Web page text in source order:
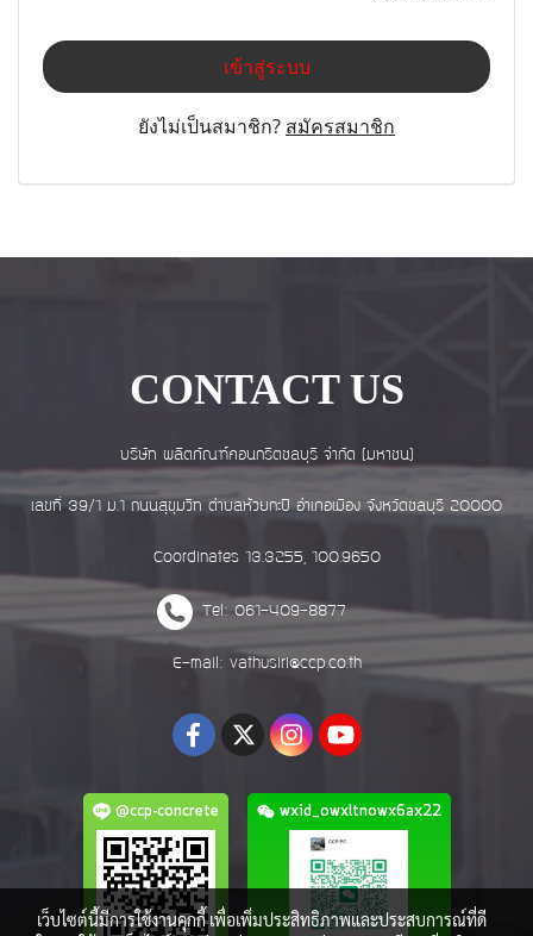
เข้าสู่ระบบ
ยังไม่เป็นสมาชิก? สมัครสมาชิก
CONTACT US
บริษัท ผลิตภัณฑ์คอนกรีตชลบุรี จำกัด (มหาชน)
เลขที่ 39/1 ม.1 ถนนสุขุมวิท ตำบลห้วยกะปิ อำเภอเมือง จังหวัดชลบุรี 20000
Coordinates 13.3255, 100.9650
Tel: 061-409-8877
E-mail: vathusiri@ccp.co.th
@ccp-concrete wxid_owxltnowx6ax22
เว็บไซต์นี้มีการใช้งานคุกกี้ เพื่อเพิ่มประสิทธิภาพและประสบการณ์ที่ดี